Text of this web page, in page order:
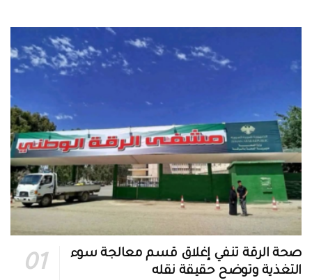
صحة الرقة تنفي إغلاق قسم معالجة سوء
التغذية وتوضح حقيقة نقله